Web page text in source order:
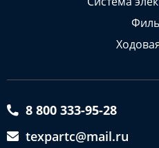
8 800 333-95-28
texpartc@mail.ru